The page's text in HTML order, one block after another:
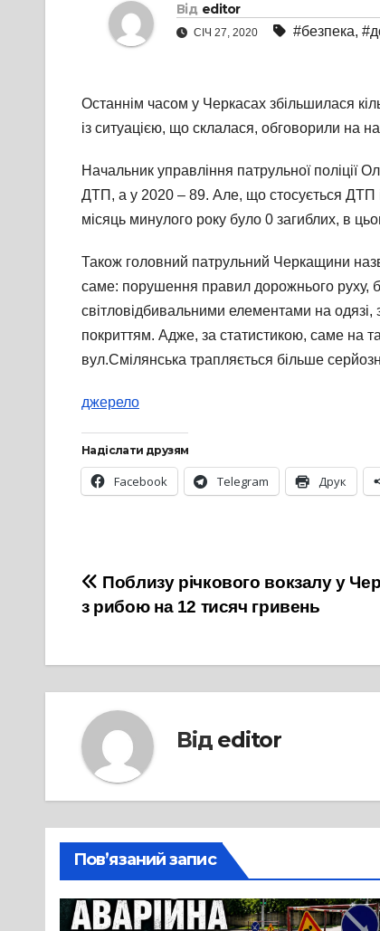
Від editor
СІЧ 27, 2020 #безпека,
Останнім часом у Черкасах збільшилася
із ситуацією, що склалася, обговорили на
Начальник управління патрульної поліції
ДТП, а у 2020 – 89. Але, що стосується ДТП
місяць минулого року було 0 загиблих, в
Також головний патрульний Черкащини
саме: порушення правил дорожнього руху,
світловідбивальними елементами на одязі,
покриттям. Адже, за статистикою, саме на
вул.Смілянська трапляється більше
джерело
Надіслати друзям
Facebook Telegram Друк
Навігація
записів
Поблизу річкового вокзалу у
з рибою на 12 тисяч гривень
Від editor
Пов’язаний запис